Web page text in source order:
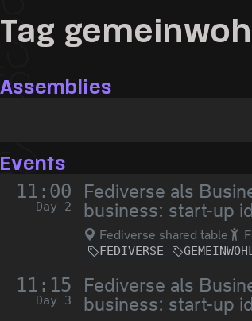
Tag gemeinwohl
Assemblies
Events
11:00
Day 2
Fediverse als
business: start-up
Fediverse shared table
FEDIVERSE
11:15
Day 3
Fediverse als
business: start-up